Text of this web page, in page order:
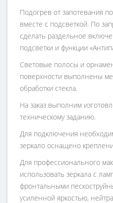
Подогрев от запотевания
вместе с подсветкой. По
сделать раздельное
подсветки и функции
Световые полосы и
поверхности выполнены
обработки стекла.
На заказ выполним
техническому заданию.
Для подключения
зеркало оснащено
Для профессионального
использовать зеркала с
фронтальными
усиленной яркостью,